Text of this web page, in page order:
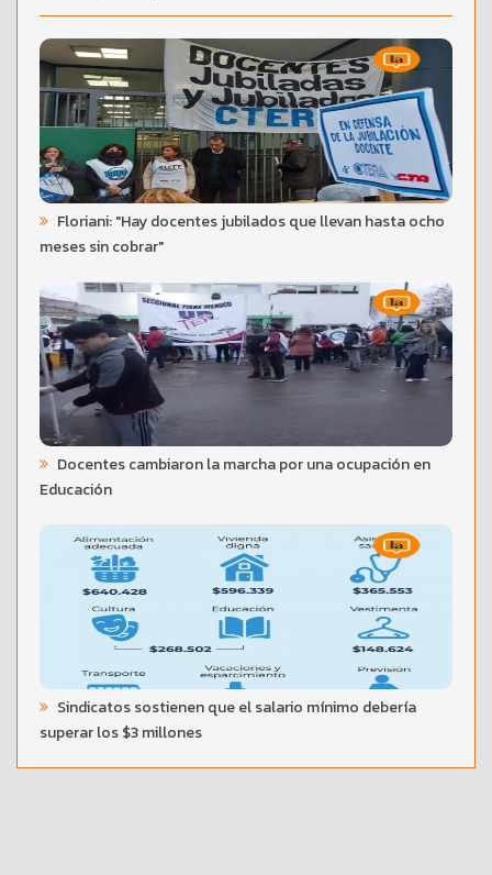
Floriani: "Hay docentes jubilados que llevan hasta ocho
meses sin cobrar"
Docentes cambiaron la marcha por una ocupación en
Educación
Sindicatos sostienen que el salario mínimo debería
superar los $3 millones